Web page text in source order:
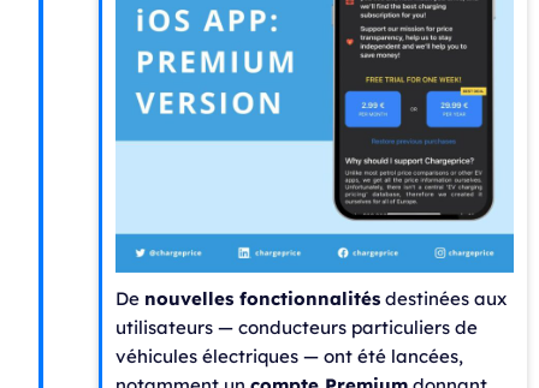
De nouvelles fonctionnalités destinées aux
utilisateurs — conducteurs particuliers de
véhicules électriques — ont été lancées,